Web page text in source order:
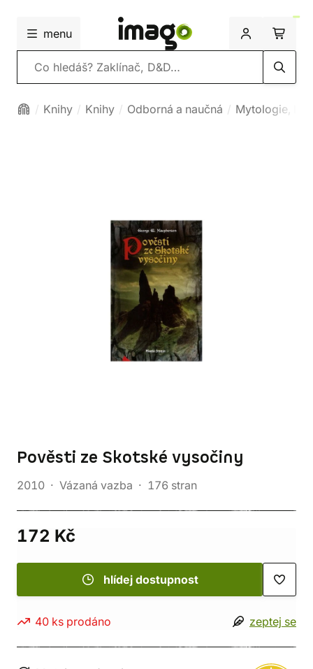
menu
Vyhledávání
Knihy Knihy Odborná a naučná Mytologie,
Pověsti ze Skotské vysočiny
2010 Vázaná vazba 176 stran
172 Kč
hlídej dostupnost
40 ks prodáno zeptej se